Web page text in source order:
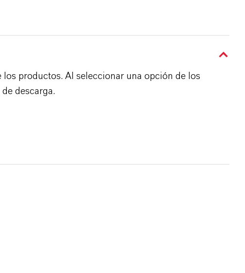
productos. Al seleccionar una opción de los
descarga.